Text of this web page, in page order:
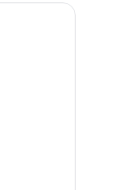
Pflanze und einer
einem Bett, einem